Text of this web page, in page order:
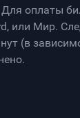
оплаты
или Мир.
(в